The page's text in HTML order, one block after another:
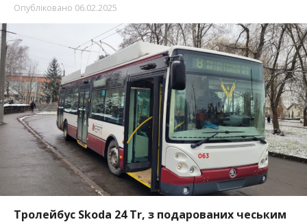
Опубліковано 06.02.2025
Тролейбус Skoda 24 Tr, з подарованих чеським